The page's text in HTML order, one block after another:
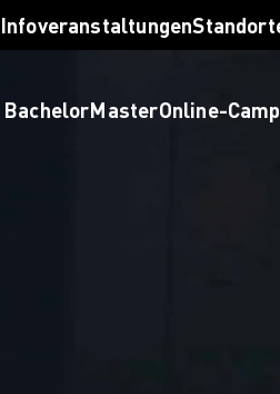
Infoveranstaltungen
BachelorMasterOnline-